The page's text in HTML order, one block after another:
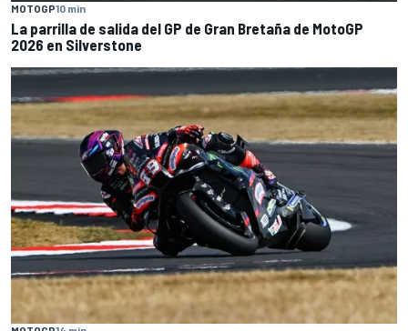
MOTOGP10 min
La parrilla de salida del GP de Gran Bretaña de MotoGP
2026 en Silverstone